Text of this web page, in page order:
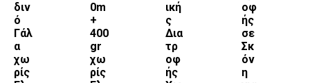
διν
ό
Γάλ
α
χω
ρίς
0m
+
400
gr
χω
ρίς
ική
ς
Δια
τρ
οφ
ής
οφ
ής
σε
Σκ
όν
η